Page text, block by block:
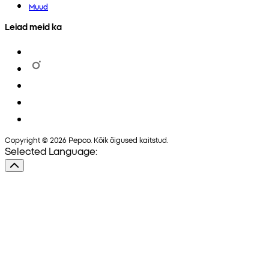
Muud
Leiad meid ka
Copyright © 2026 Pepco. Kõik õigused kaitstud.
Selected Language: